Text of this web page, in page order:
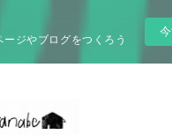
ジやブログをつくろう